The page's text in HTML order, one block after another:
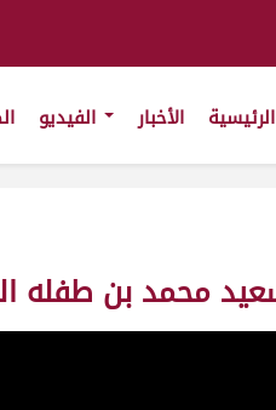
الرئيسية الأخبار